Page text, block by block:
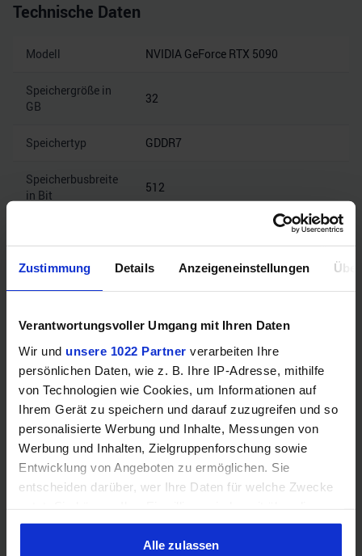
Zustimmung Details Anzeigeneinstellungen
Verantwortungsvoller Umgang mit Ihren Daten
Wir und unsere 1022 Partner verarbeiten Ihre
persönlichen Daten, wie z. B. Ihre IP-Adresse, mithilfe
von Technologien wie Cookies, um Informationen auf
Ihrem Gerät zu speichern und darauf zuzugreifen und so
personalisierte Werbung und Inhalte, Messungen von
Werbung und Inhalten, Zielgruppenforschung sowie
Entwicklung von Angeboten zu ermöglichen. Sie
entscheiden darüber, wer Ihre Daten für welche Zwecke
Cookie-Erklärung oder durch Klicken auf das Privacy
Trigger Symbol ändern oder widerrufen
Alle zulassen
Technische Daten
Modell NVIDIA GeForce RTX 5090
Speichergröße in
GB
32
Speichertyp GDDR7
Speicherbusbreite
in Bit
512
in Gbps
Hinweis: Unsere Links sind Affiliate Links. Wir erhalten beim Kauf
eine kleine Provision, ohne dass sich euer Preis erhöht.
ZUM BESTPREIS
Vergleichen